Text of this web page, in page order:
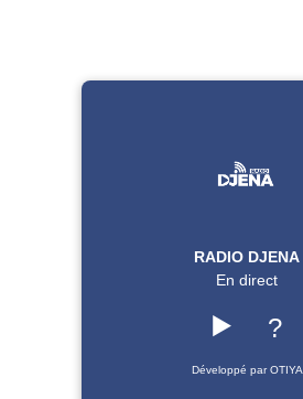
RADIO DJENA
En direct
▶️ ?
Développé par OTIYA